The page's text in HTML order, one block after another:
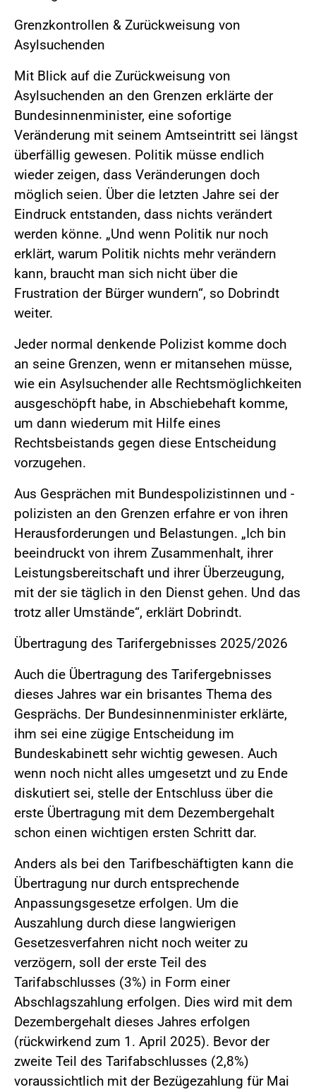
Grenzkontrollen & Zurückweisung von
Asylsuchenden
Mit Blick auf die Zurückweisung von
Asylsuchenden an den Grenzen erklärte der
Bundesinnenminister, eine sofortige
Veränderung mit seinem Amtseintritt sei längst
überfällig gewesen. Politik müsse endlich
wieder zeigen, dass Veränderungen doch
möglich seien. Über die letzten Jahre sei der
Eindruck entstanden, dass nichts verändert
werden könne. „Und wenn Politik nur noch
erklärt, warum Politik nichts mehr verändern
kann, braucht man sich nicht über die
Frustration der Bürger wundern“, so Dobrindt
weiter.
Jeder normal denkende Polizist komme doch
an seine Grenzen, wenn er mitansehen müsse,
wie ein Asylsuchender alle Rechtsmöglichkeiten
ausgeschöpft habe, in Abschiebehaft komme,
um dann wiederum mit Hilfe eines
Rechtsbeistands gegen diese Entscheidung
vorzugehen.
Aus Gesprächen mit Bundespolizistinnen und -
polizisten an den Grenzen erfahre er von ihren
Herausforderungen und Belastungen. „Ich bin
beeindruckt von ihrem Zusammenhalt, ihrer
Leistungsbereitschaft und ihrer Überzeugung,
mit der sie täglich in den Dienst gehen. Und das
trotz aller Umstände“, erklärt Dobrindt.
Übertragung des Tarifergebnisses 2025/2026
Auch die Übertragung des Tarifergebnisses
dieses Jahres war ein brisantes Thema des
Gesprächs. Der Bundesinnenminister erklärte,
ihm sei eine zügige Entscheidung im
Bundeskabinett sehr wichtig gewesen. Auch
wenn noch nicht alles umgesetzt und zu Ende
diskutiert sei, stelle der Entschluss über die
erste Übertragung mit dem Dezembergehalt
schon einen wichtigen ersten Schritt dar.
Anders als bei den Tarifbeschäftigten kann die
Übertragung nur durch entsprechende
Anpassungsgesetze erfolgen. Um die
Auszahlung durch diese langwierigen
Gesetzesverfahren nicht noch weiter zu
verzögern, soll der erste Teil des
Tarifabschlusses (3%) in Form einer
Abschlagszahlung erfolgen. Dies wird mit dem
Dezembergehalt dieses Jahres erfolgen
(rückwirkend zum 1. April 2025). Bevor der
zweite Teil des Tarifabschlusses (2,8%)
voraussichtlich mit der Bezügezahlung für Mai